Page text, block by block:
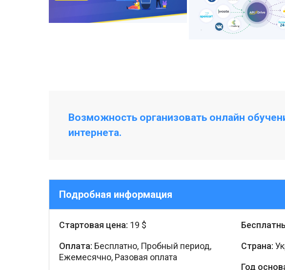
Возможность организовать онлайн
интернета.
Подробная информация
Стартовая цена: 19 $
Оплата: Бесплатно, Пробный период,
Ежемесячно, Разовая оплата
Страна:
Год